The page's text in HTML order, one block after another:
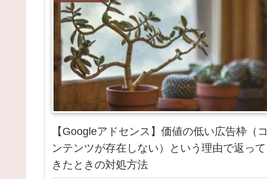
【Googleアドセンス】価値の低い広告枠（コ
ンテンツが存在しない）という理由で返って
きたときの対処方法